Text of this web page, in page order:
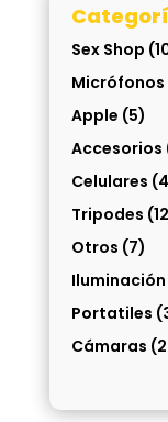
Sex Shop
Micrófonos
Apple (5)
Accesorios
Celulares
Tripodes
Otros (7)
Iluminación
Portatiles
Cámaras